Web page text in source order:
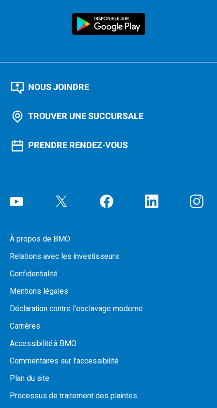
NOUS JOINDRE
TROUVER UNE SUCCURSALE
PRENDRE RENDEZ-VOUS
À propos de BMO
Relations avec les investisseurs
Confidentialité
Mentions légales
Déclaration contre l’esclavage moderne
Carrières
Accessibilité à BMO
Commentaires sur l'accessibilité
Plan du site
Processus de traitement des plaintes